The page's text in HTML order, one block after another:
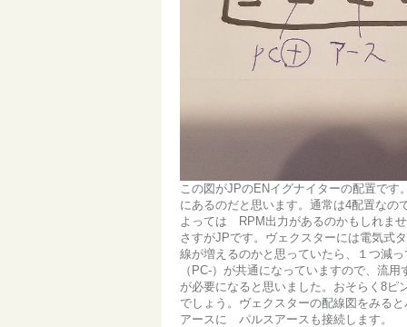
この図がJPのENイグナイターの配置で
にあるのだと思います。通常は4配置な
よっては RPM出力があるのかもしれま
さすがJPです。ヴェクスターには電気式
線が増えるのかと思っていたら、１つ減
（PC-）が共通になっていますので、流
が必要になると思いました。おそらく8ピ
でしょう。ヴェクスターの配線図をみる
アースに パルスアースも接続します。